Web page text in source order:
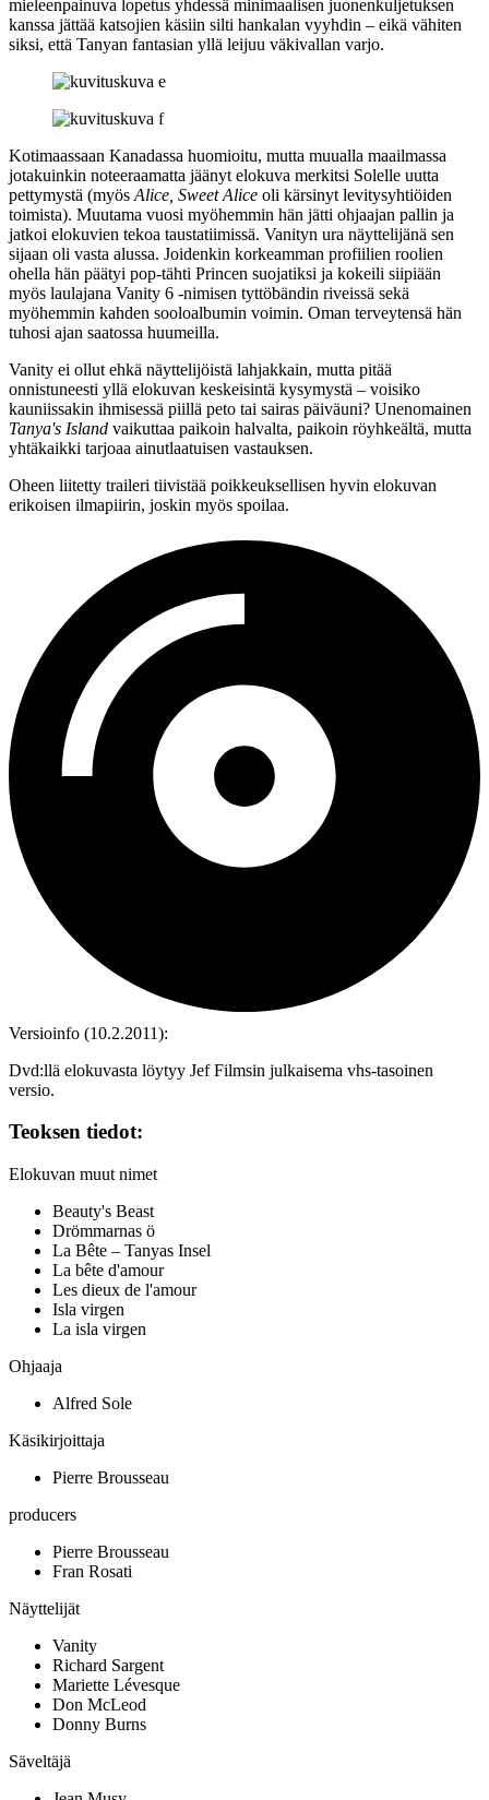
mieleenpainuva lopetus yhdessä minimaalisen juonenkuljetuksen
kanssa jättää katsojien käsiin silti hankalan vyyhdin – eikä vähiten
siksi, että Tanyan fantasian yllä leijuu väkivallan varjo.
Kotimaassaan Kanadassa huomioitu, mutta muualla maailmassa
jotakuinkin noteeraamatta jäänyt elokuva merkitsi Solelle uutta
pettymystä (myös Alice, Sweet Alice oli kärsinyt levitysyhtiöiden
toimista). Muutama vuosi myöhemmin hän jätti ohjaajan pallin ja
jatkoi elokuvien tekoa taustatiimissä. Vanityn ura näyttelijänä sen
sijaan oli vasta alussa. Joidenkin korkeamman profiilien roolien
ohella hän päätyi pop‑tähti Princen suojatiksi ja kokeili siipiään
myös laulajana Vanity 6 ‑nimisen tyttöbändin riveissä sekä
myöhemmin kahden sooloalbumin voimin. Oman terveytensä hän
tuhosi ajan saatossa huumeilla.
Vanity ei ollut ehkä näyttelijöistä lahjakkain, mutta pitää
onnistuneesti yllä elokuvan keskeisintä kysymystä – voisiko
kauniissakin ihmisessä piillä peto tai sairas päiväuni? Unenomainen
Tanya's Island vaikuttaa paikoin halvalta, paikoin röyhkeältä, mutta
yhtäkaikki tarjoaa ainutlaatuisen vastauksen.
Oheen liitetty traileri tiivistää poikkeuksellisen hyvin elokuvan
erikoisen ilmapiirin, joskin myös spoilaa.
Versioinfo (10.2.2011):
Dvd:llä elokuvasta löytyy Jef Filmsin julkaisema vhs‑tasoinen
versio.
Teoksen tiedot:
Elokuvan muut nimet
Beauty's Beast
Drömmarnas ö
La Bête – Tanyas Insel
La bête d'amour
Les dieux de l'amour
Isla virgen
La isla virgen
Ohjaaja
Alfred Sole
Käsikirjoittaja
Pierre Brousseau
producers
Pierre Brousseau
Fran Rosati
Näyttelijät
Vanity
Richard Sargent
Mariette Lévesque
Don McLeod
Donny Burns
Säveltäjä